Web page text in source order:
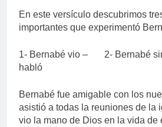
En este versículo descubrimos
importantes que experimentó
1- Bernabé vio – 2- Bernabé
habló
Bernabé fue amigable con los
asistió a todas la reuniones de la
vio la mano de Dios en la vida de